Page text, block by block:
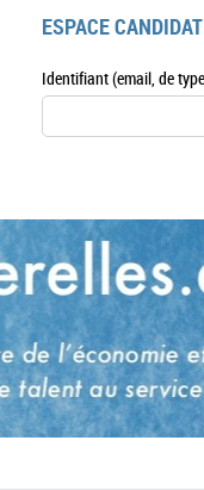
ESPACE CANDIDAT